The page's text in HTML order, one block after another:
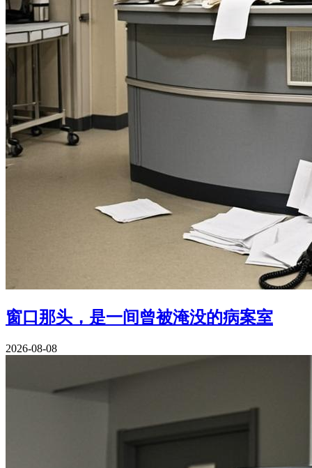
窗口那头，是一间曾被淹没的病案室
2026-08-08